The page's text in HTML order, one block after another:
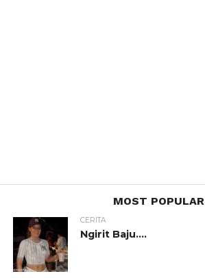
MOST POPULAR
CERITA
Ngirit Baju….